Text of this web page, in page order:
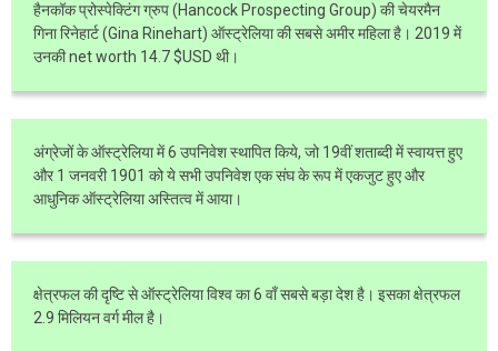
हैनकॉक प्रोस्पेक्टिंग ग्रुप (Hancock Prospecting Group) की चेयरमैन
गिना रिनेहार्ट (Gina Rinehart) ऑस्ट्रेलिया की सबसे अमीर महिला है। 2019 में
उनकी net worth 14.7 $USD थी।
अंग्रेजों के ऑस्ट्रेलिया में 6 उपनिवेश स्थापित किये, जो 19वीं शताब्दी में स्वायत्त हुए
और 1 जनवरी 1901 को ये सभी उपनिवेश एक संघ के रूप में एकजुट हुए और
आधुनिक ऑस्ट्रेलिया अस्तित्व में आया।
क्षेत्रफल की दृष्टि से ऑस्ट्रेलिया विश्व का 6 वाँ सबसे बड़ा देश है। इसका क्षेत्रफल
2.9 मिलियन वर्ग मील है।